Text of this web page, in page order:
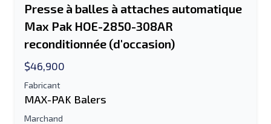
Presse à balles à attaches automatique
Max Pak HOE-2850-308AR
reconditionnée (d'occasion)
$46,900
Fabricant
MAX-PAK Balers
Marchand